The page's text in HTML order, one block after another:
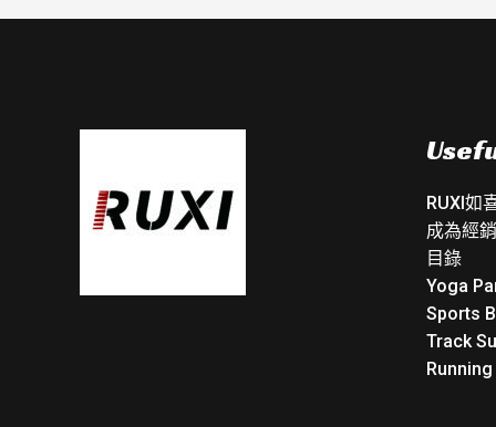
RUXI如
成為經
目錄
Yoga
Sports
Track